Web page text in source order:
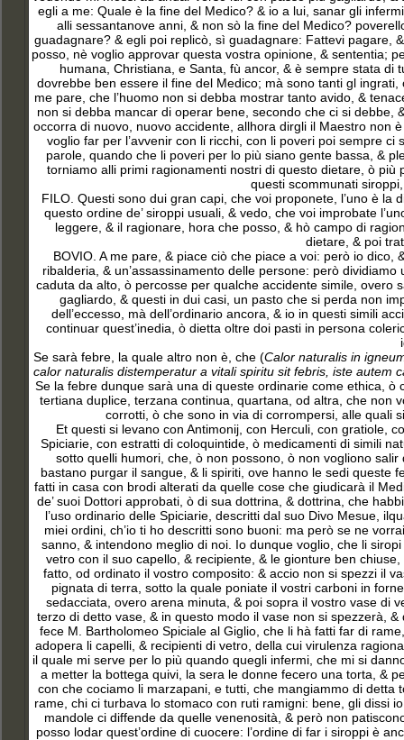
egli a me: Quale è la fine del Medico? & io a lui, sanar gli
alli sessantanove anni, & non sò la fine del Medico?
guadagnare? & egli poi replicò, sì guadagnare: Fattevi pagare,
posso, nè voglio approvar questa vostra opinione, & sententia;
humana, Christiana, e Santa, fù ancor, & è sempre stata
dovrebbe ben essere il fine del Medico; mà sono tanti gl
me pare, che l’huomo non si debba mostrar tanto avido, &
non si debba mancar di operar bene, secondo che ci si
occorra di nuovo, nuovo accidente, allhora dirgli il Maestro non
voglio far per l’avvenir con li ricchi, con li poveri poi sempre
parole, quando che li poveri per lo più siano gente bassa, &
torniamo alli primi ragionamenti nostri di questo dietare, ò
questi scommunati
FILO. Questi sono dui gran capi, che voi proponete, l’uno è la
questo ordine de’ siroppi usuali, & vedo, che voi improbate
leggere, & il ragionare, hora che posso, & hò campo di
dietare, & poi
BOVIO. A me pare, & piace ciò che piace a voi: però io
ribalderia, & un’assassinamento delle persone: però
caduta da alto, ò percosse per qualche accidente simile,
gagliardo, & questi in dui casi, un pasto che si perda non
dell’eccesso, mà dell’ordinario ancora, & io in questi simili
continuar quest’inedia, ò dietta oltre doi pasti in persona
Se sarà febre, la quale altro non è, che (Calor naturalis in
calor naturalis distemperatur a vitali spiritu sit febris, iste autem
Se la febre dunque sarà una di queste ordinarie come ethica,
tertiana duplice, terzana continua, quartana, od altra, che non
corrotti, ò che sono in via di corrompersi, alle quali
Et questi si levano con Antimonij , con Herculi, con gratiole,
Spiciarie, con estratti di coloquintide, ò medicamenti di simili
sotto quelli humori, che, ò non possono, ò non vogliono
bastano purgar il sangue, & li spiriti, ove hanno le sedi queste
fatti in casa con brodi alterati da quelle cose che giudicarà il
de’ suoi Dottori approbati, ò di sua dottrina, & dottrina, che
l’uso ordinario delle Spiciarie, descritti dal suo Divo Mesue,
miei ordini, ch’io ti ho descritti sono buoni: ma però se ne
sanno, & intendono meglio di noi. Io dunque voglio, che li
vetro con il suo capello, & recipiente, & le gionture ben
fatto, od ordinato il vostro composito: & accio non si spezzi il
pignata di terra, sotto la quale poniate il vostri carboni in
sedacciata, overo arena minuta, & poi sopra il vostro vase di
terzo di detto vase, & in questo modo il vase non si spezzerà,
fece M. Bartholomeo Spiciale al Giglio, che li hà fatti far di
adopera li capelli, & recipienti di vetro, della cui virulenza
il quale mi serve per lo più quando quegli infermi, che mi si
a metter la bottega quivi, la sera le donne fecero una torta, &
con che cociamo li marzapani, e tutti, che mangiammo di detta
rame, chi ci turbava lo stomaco con ruti ramigni: bene, gli dissi
mandole ci diffende da quelle venenosità, & però non
posso lodar quest’ordine di cuocere: l’ordine di far i siroppi è